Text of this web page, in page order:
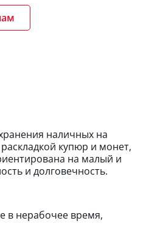
наличных на
купюр и монет,
на малый и
и долговечность.
в нерабочее время,